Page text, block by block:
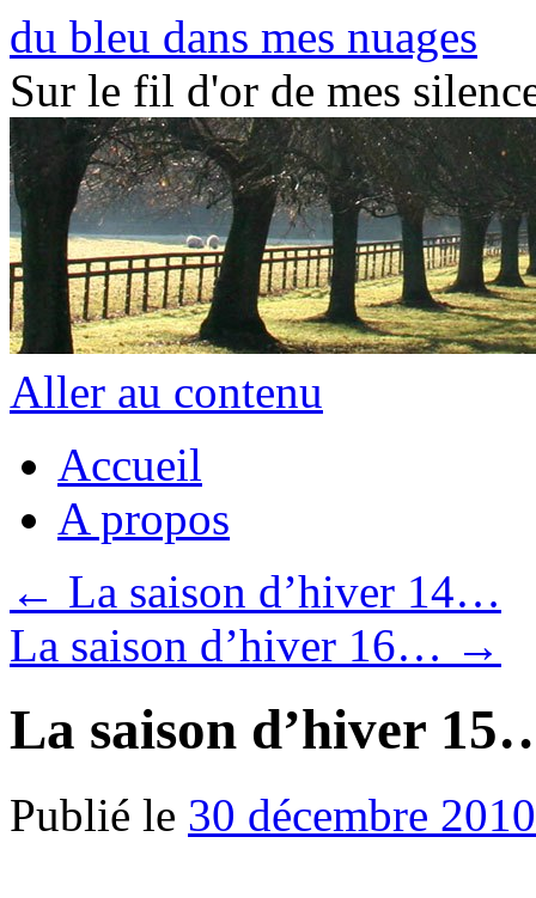
du bleu dans mes nuages
Sur le fil d'or de mes
Aller au contenu
Accueil
A propos
← La saison d’hiver 14…
La saison d’hiver 16… →
La saison d’hiver
Publié le 30 décembre 2010